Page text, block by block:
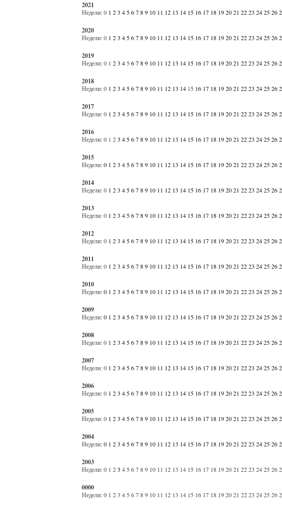
2021
Недели: 0 1 2 3 4 5 6 7 8 9 10 11 12 13 14 15 16 17 18 19 20 21 22 23 24 25 26
2020
Недели: 0 1 2 3 4 5 6 7 8 9 10 11 12 13 14 15 16 17 18 19 20 21 22 23 24 25 26
2019
Недели: 0 1 2 3 4 5 6 7 8 9 10 11 12 13 14 15 16 17 18 19 20 21 22 23 24 25 26
2018
Недели: 0 1 2 3 4 5 6 7 8 9 10 11 12 13 14 15 16 17 18 19 20 21 22 23 24 25 26
2017
Недели: 0 1 2 3 4 5 6 7 8 9 10 11 12 13 14 15 16 17 18 19 20 21 22 23 24 25 26
2016
Недели: 0 1 2 3 4 5 6 7 8 9 10 11 12 13 14 15 16 17 18 19 20 21 22 23 24 25 26
2015
Недели: 0 1 2 3 4 5 6 7 8 9 10 11 12 13 14 15 16 17 18 19 20 21 22 23 24 25 26
2014
Недели: 0 1 2 3 4 5 6 7 8 9 10 11 12 13 14 15 16 17 18 19 20 21 22 23 24 25 26
2013
Недели: 0 1 2 3 4 5 6 7 8 9 10 11 12 13 14 15 16 17 18 19 20 21 22 23 24 25 26
2012
Недели: 0 1 2 3 4 5 6 7 8 9 10 11 12 13 14 15 16 17 18 19 20 21 22 23 24 25 26
2011
Недели: 0 1 2 3 4 5 6 7 8 9 10 11 12 13 14 15 16 17 18 19 20 21 22 23 24 25 26
2010
Недели: 0 1 2 3 4 5 6 7 8 9 10 11 12 13 14 15 16 17 18 19 20 21 22 23 24 25 26
2009
Недели: 0 1 2 3 4 5 6 7 8 9 10 11 12 13 14 15 16 17 18 19 20 21 22 23 24 25 26
2008
Недели: 0 1 2 3 4 5 6 7 8 9 10 11 12 13 14 15 16 17 18 19 20 21 22 23 24 25 26
2007
Недели: 0 1 2 3 4 5 6 7 8 9 10 11 12 13 14 15 16 17 18 19 20 21 22 23 24 25 26
2006
Недели: 0 1 2 3 4 5 6 7 8 9 10 11 12 13 14 15 16 17 18 19 20 21 22 23 24 25 26
2005
Недели: 0 1 2 3 4 5 6 7 8 9 10 11 12 13 14 15 16 17 18 19 20 21 22 23 24 25 26
2004
Недели: 0 1 2 3 4 5 6 7 8 9 10 11 12 13 14 15 16 17 18 19 20 21 22 23 24 25 26
2003
Недели: 0 1 2 3 4 5 6 7 8 9 10 11 12 13 14 15 16 17 18 19 20 21 22 23 24 25 26
0000
Недели: 0 1 2 3 4 5 6 7 8 9 10 11 12 13 14 15 16 17 18 19 20 21 22 23 24 25 26